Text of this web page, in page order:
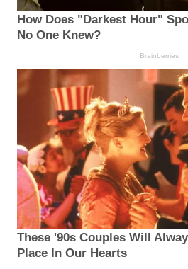
How Does "Darkest Hour"
No One Knew?
Brainberries
These '90s Couples Will
Place In Our Hearts